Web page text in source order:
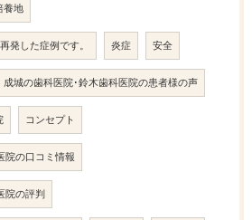
養地
発した症例です。 炎症 安全
成城の歯科医院･鈴木歯科医院の患者様の声
コンセプト
院の口コミ情報
院の評判